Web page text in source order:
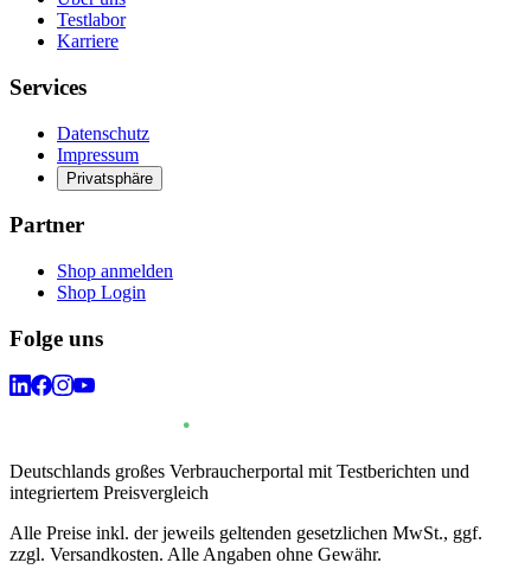
Testlabor
Karriere
Services
Datenschutz
Impressum
Privatsphäre
Partner
Shop anmelden
Shop Login
Folge uns
Deutschlands großes Verbraucherportal mit Testberichten und
integriertem Preisvergleich
Alle Preise inkl. der jeweils geltenden gesetzlichen MwSt., ggf.
zzgl. Versandkosten. Alle Angaben ohne Gewähr.